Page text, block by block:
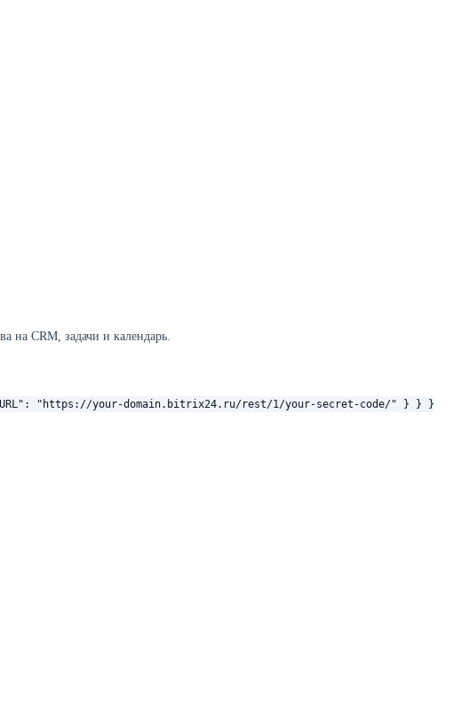
на CRM, задачи и календарь.
"https://your-domain.bitrix24.ru/rest/1/your-secret-code/" } } }